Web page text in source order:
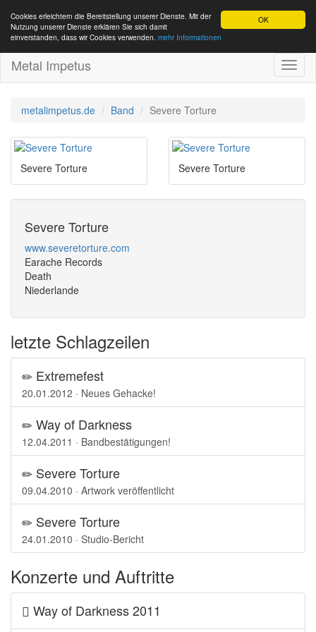
OK
Cookies erleichtern die Bereitstellung unserer Dienste. Mit der
Nutzung unserer Dienste erklären Sie sich damit
einverstanden, dass wir Cookies verwenden. mehr Informationen
Metal Impetus
metalimpetus.de Band Severe Torture
Severe Torture Severe Torture
Severe Torture
www.severetorture.com
Earache Records
Death
Niederlande
letzte Schlagzeilen
Extremefest
20.01.2012 · Neues Gehacke!
Way of Darkness
12.04.2011 · Bandbestätigungen!
Severe Torture
09.04.2010 · Artwork veröffentlicht
Severe Torture
24.01.2010 · Studio-Bericht
Konzerte und Auftritte
Way of Darkness 2011